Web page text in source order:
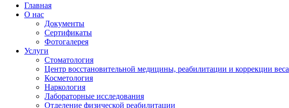
Главная
О нас
Документы
Сертификаты
Фотогалерея
Услуги
Стоматология
Центр восстановительной медицины, реабилитации и коррекции веса
Косметология
Наркология
Лабораторные исследования
Отделение физической реабилитации